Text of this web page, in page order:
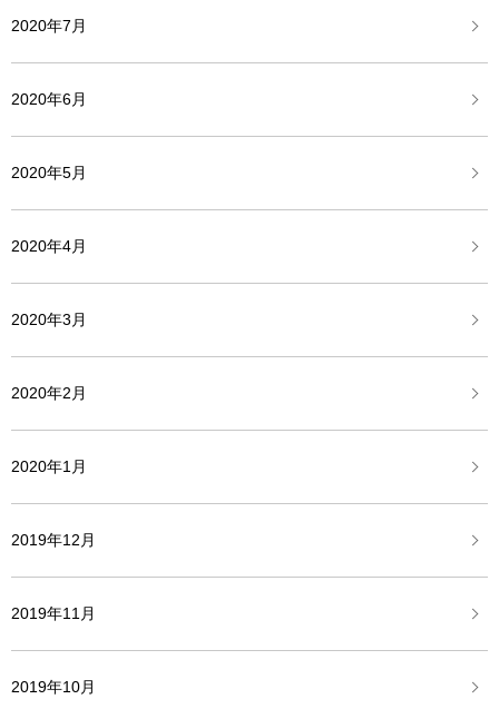
2020年7月
2020年6月
2020年5月
2020年4月
2020年3月
2020年2月
2020年1月
2019年12月
2019年11月
2019年10月